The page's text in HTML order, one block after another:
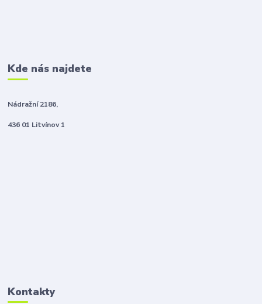
Kde nás najdete
Nádražní 2186,
436 01 Litvínov 1
Kontakty